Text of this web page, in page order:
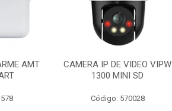
AMT
CAMERA IP DE VIDEO VIPW
1300 MINI SD
Código: 570028